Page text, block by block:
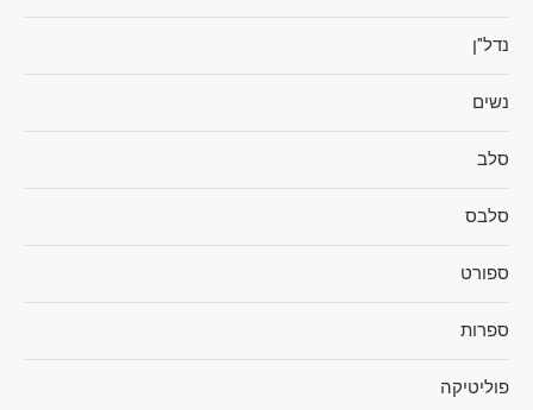
נדל"ן
נשים
סלב
סלבס
ספורט
ספרות
פוליטיקה